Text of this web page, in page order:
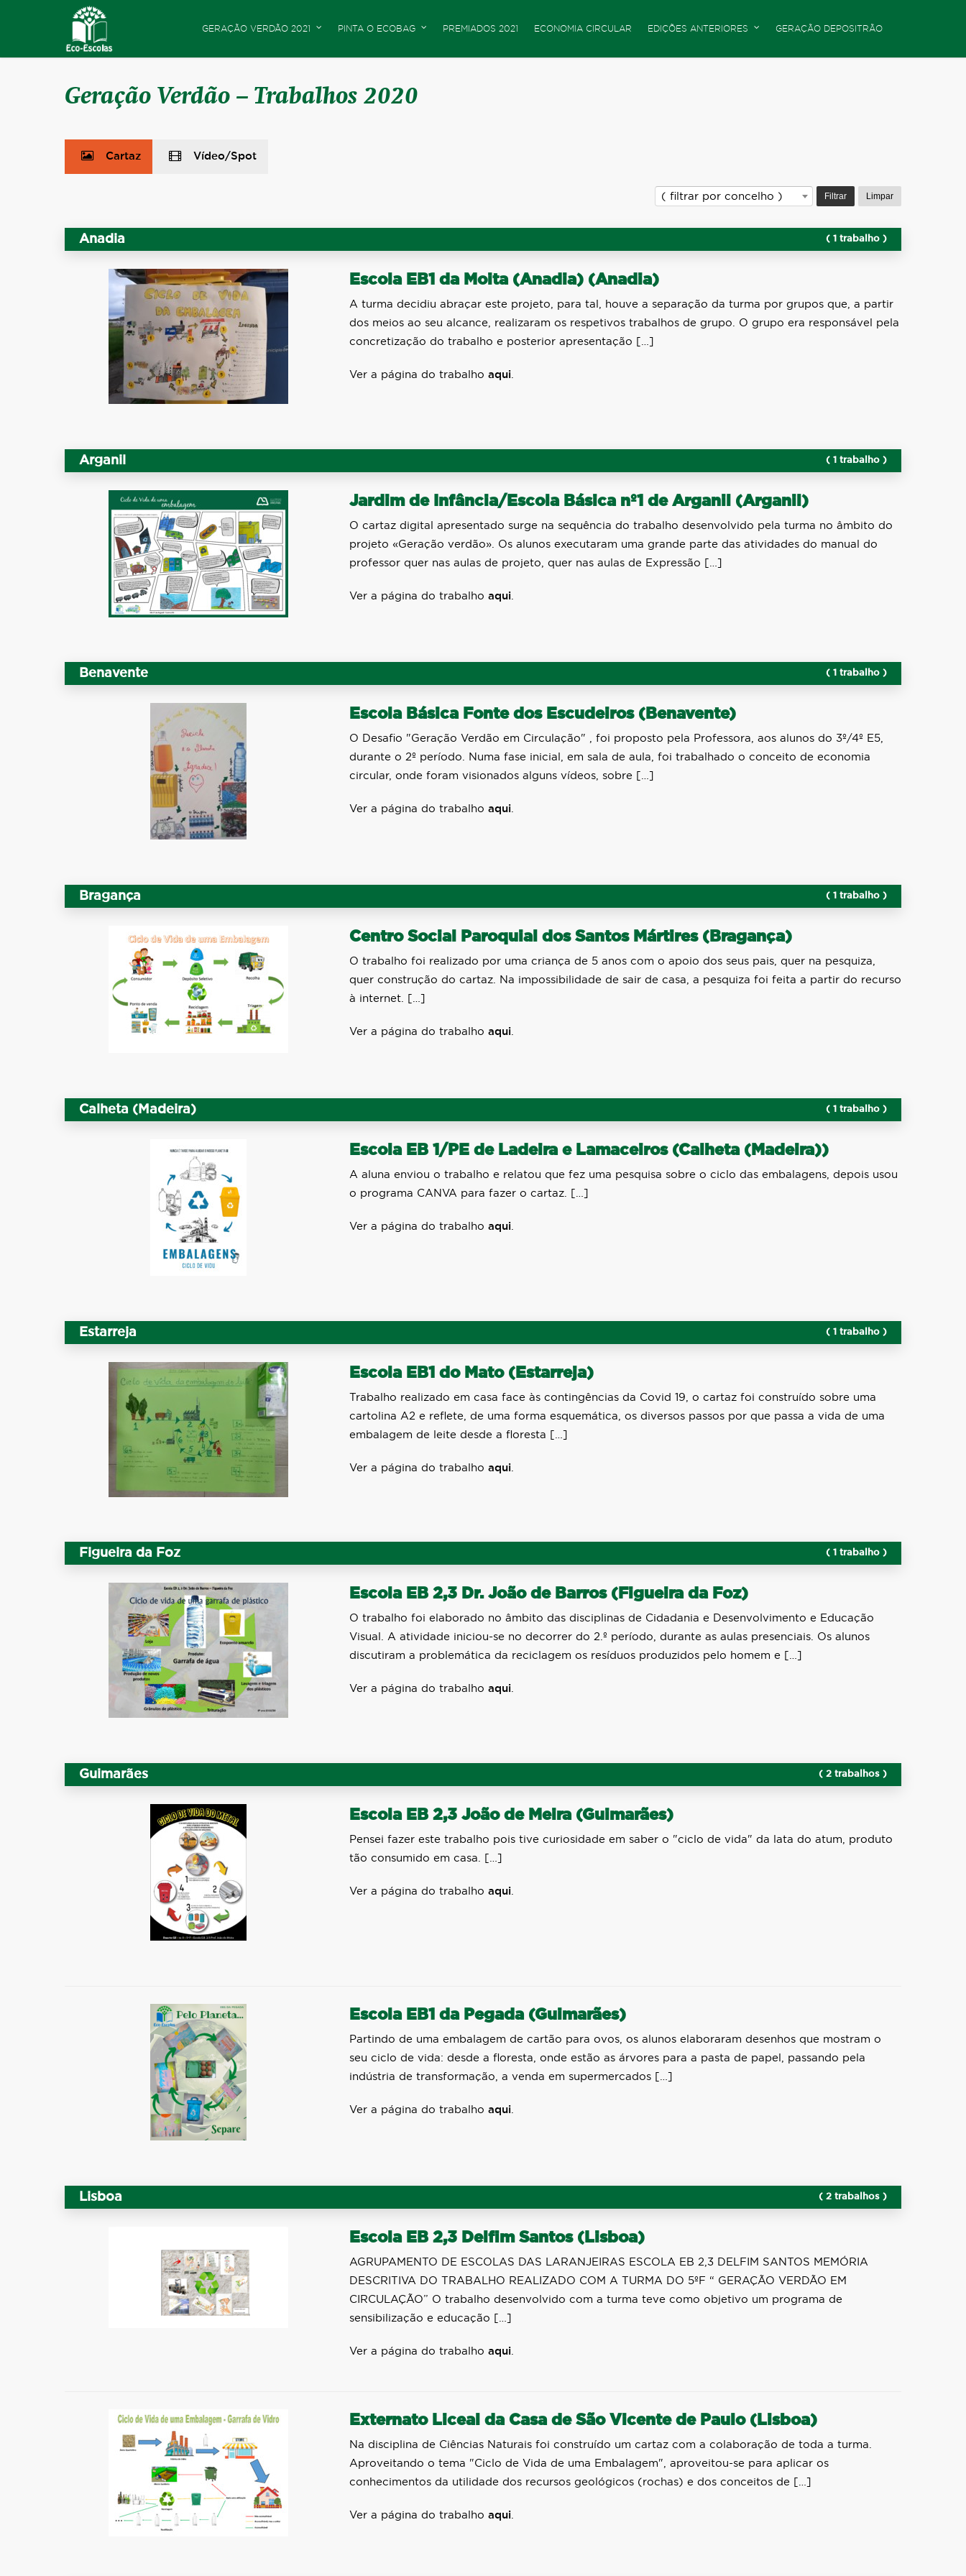
GERAÇÃO VERDÃO 2021 PINTA O ECOBAG PREMIADOS 2021 ECONOMIA CIRCULAR EDIÇÕES ANTERIORES GERAÇÃO DEPOSITRÃO
Geração Verdão – Trabalhos 2020
Cartaz Vídeo/Spot
( filtrar por concelho ) Filtrar Limpar
Anadia ( 1 trabalho )
Escola EB1 da Moita (Anadia) (Anadia)
A turma decidiu abraçar este projeto, para tal, houve a separação da turma por grupos que, a partir
dos meios ao seu alcance, realizaram os respetivos trabalhos de grupo. O grupo era responsável pela
concretização do trabalho e posterior apresentação […]
Ver a página do trabalho aqui.
Arganil ( 1 trabalho )
Jardim de Infância/Escola Básica nº1 de Arganil (Arganil)
O cartaz digital apresentado surge na sequência do trabalho desenvolvido pela turma no âmbito do
projeto «Geração verdão». Os alunos executaram uma grande parte das atividades do manual do
professor quer nas aulas de projeto, quer nas aulas de Expressão […]
Ver a página do trabalho aqui.
Benavente ( 1 trabalho )
Escola Básica Fonte dos Escudeiros (Benavente)
O Desafio "Geração Verdão em Circulação" , foi proposto pela Professora, aos alunos do 3º/4º E5,
durante o 2º período. Numa fase inicial, em sala de aula, foi trabalhado o conceito de economia
circular, onde foram visionados alguns vídeos, sobre […]
Ver a página do trabalho aqui.
Bragança ( 1 trabalho )
Centro Social Paroquial dos Santos Mártires (Bragança)
O trabalho foi realizado por uma criança de 5 anos com o apoio dos seus pais, quer na pesquiza,
quer construção do cartaz. Na impossibilidade de sair de casa, a pesquiza foi feita a partir do recurso
à internet. […]
Ver a página do trabalho aqui.
Calheta (Madeira) ( 1 trabalho )
Escola EB 1/PE de Ladeira e Lamaceiros (Calheta (Madeira))
A aluna enviou o trabalho e relatou que fez uma pesquisa sobre o ciclo das embalagens, depois usou
o programa CANVA para fazer o cartaz. […]
Ver a página do trabalho aqui.
Estarreja ( 1 trabalho )
Escola EB1 do Mato (Estarreja)
Trabalho realizado em casa face às contingências da Covid 19, o cartaz foi construído sobre uma
cartolina A2 e reflete, de uma forma esquemática, os diversos passos por que passa a vida de uma
embalagem de leite desde a floresta […]
Ver a página do trabalho aqui.
Figueira da Foz ( 1 trabalho )
Escola EB 2,3 Dr. João de Barros (Figueira da Foz)
O trabalho foi elaborado no âmbito das disciplinas de Cidadania e Desenvolvimento e Educação
Visual. A atividade iniciou-se no decorrer do 2.º período, durante as aulas presenciais. Os alunos
discutiram a problemática da reciclagem os resíduos produzidos pelo homem e […]
Ver a página do trabalho aqui.
Guimarães ( 2 trabalhos )
Escola EB 2,3 João de Meira (Guimarães)
Pensei fazer este trabalho pois tive curiosidade em saber o "ciclo de vida" da lata do atum, produto
tão consumido em casa. […]
Ver a página do trabalho aqui.
Escola EB1 da Pegada (Guimarães)
Partindo de uma embalagem de cartão para ovos, os alunos elaboraram desenhos que mostram o
seu ciclo de vida: desde a floresta, onde estão as árvores para a pasta de papel, passando pela
indústria de transformação, a venda em supermercados […]
Ver a página do trabalho aqui.
Lisboa ( 2 trabalhos )
Escola EB 2,3 Delfim Santos (Lisboa)
AGRUPAMENTO DE ESCOLAS DAS LARANJEIRAS ESCOLA EB 2,3 DELFIM SANTOS MEMÓRIA
DESCRITIVA DO TRABALHO REALIZADO COM A TURMA DO 5ºF “ GERAÇÃO VERDÃO EM
CIRCULAÇÃO” O trabalho desenvolvido com a turma teve como objetivo um programa de
sensibilização e educação […]
Ver a página do trabalho aqui.
Externato Liceal da Casa de São Vicente de Paulo (Lisboa)
Na disciplina de Ciências Naturais foi construído um cartaz com a colaboração de toda a turma.
Aproveitando o tema "Ciclo de Vida de uma Embalagem", aproveitou-se para aplicar os
conhecimentos da utilidade dos recursos geológicos (rochas) e dos conceitos de […]
Ver a página do trabalho aqui.